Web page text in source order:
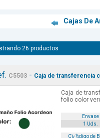
Cajas De
26 productos
C5503 - Caja de transferencia
Caja de
folio color
Envase
1 Uds.
Cï¿½digo de